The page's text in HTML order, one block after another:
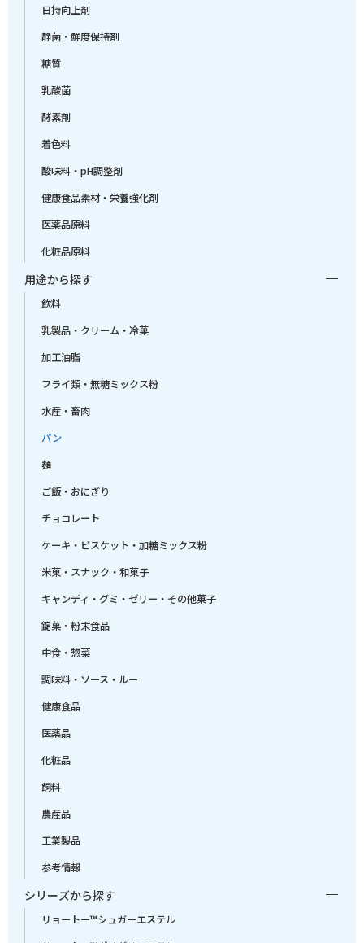
日持向上剤
静菌・鮮度保持剤
糖質
乳酸菌
酵素剤
着色料
酸味料・pH調整剤
健康食品素材・栄養強化剤
医薬品原料
化粧品原料
用途から探す
飲料
乳製品・クリーム・冷菓
加工油脂
フライ類・無糖ミックス粉
水産・畜肉
パン
麺
ご飯・おにぎり
チョコレート
ケーキ・ビスケット・加糖ミックス粉
米菓・スナック・和菓子
キャンディ・グミ・ゼリー・その他菓子
錠菓・粉末食品
中食・惣菜
調味料・ソース・ルー
健康食品
医薬品
化粧品
飼料
農産品
工業製品
参考情報
シリーズから探す
リョートー™シュガーエステル